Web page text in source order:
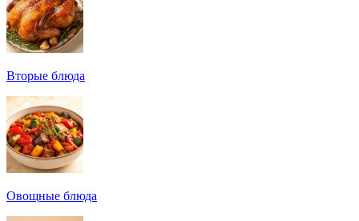
Вторые блюда
Овощные блюда